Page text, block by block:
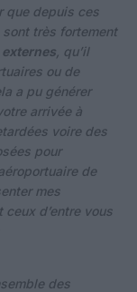
que depuis ces
très fortement
, qu’il
ou de
a pu générer
arrivée à
voire des
pour
de
mes
d’entre vous
des